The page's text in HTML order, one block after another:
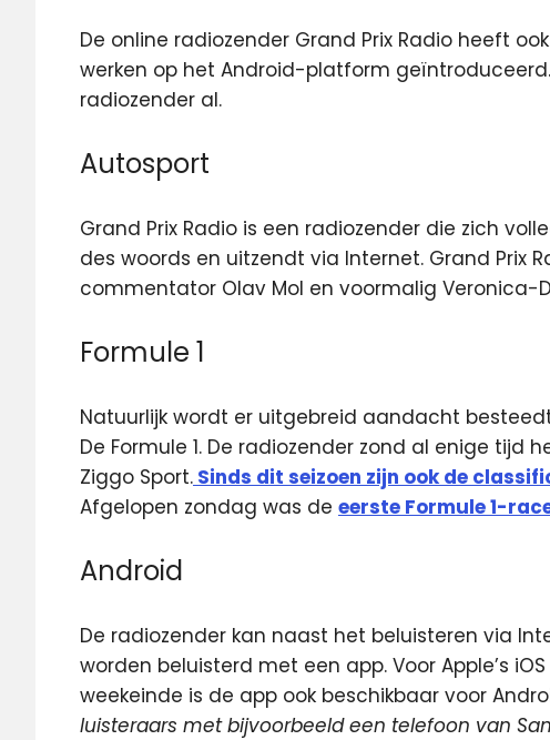
De online radiozender Grand Prix Radio heeft
werken op het Android-platform geïntroduceerd.
radiozender al.
Autosport
Grand Prix Radio is een radiozender die zich
des woords en uitzendt via Internet. Grand Prix
commentator Olav Mol en voormalig Veronica-
Formule 1
Natuurlijk wordt er uitgebreid aandacht
De Formule 1. De radiozender zond al enige tijd
Ziggo Sport. Sinds dit seizoen zijn ook de
Afgelopen zondag was de eerste Formule 1-
Android
De radiozender kan naast het beluisteren via
worden beluisterd met een app. Voor Apple’s
weekeinde is de app ook beschikbaar voor
luisteraars met bijvoorbeeld een telefoon van